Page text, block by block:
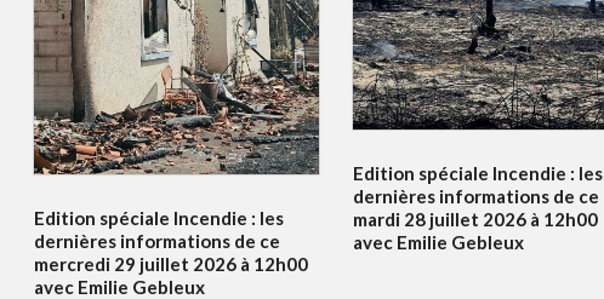
Edition spéciale Incendie : les
dernières informations de ce
mercredi 29 juillet 2026 à 12h00
avec Emilie Gebleux
Edition spéciale Incendie : les
dernières informations de ce
mardi 28 juillet 2026 à 12h00
avec Emilie Gebleux